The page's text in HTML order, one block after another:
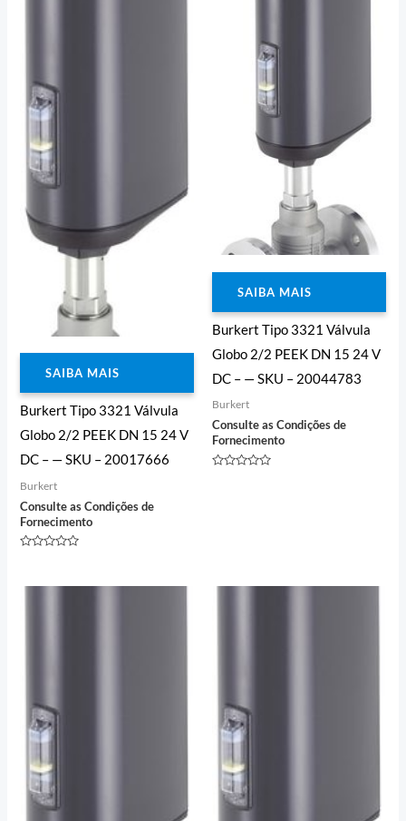
SAIBA MAIS
Burkert Tipo 3321 Válvula
Globo 2/2 PEEK DN 15 24 V
DC – — SKU – 20017666
Burkert
Consulte as Condições de
Fornecimento
SAIBA MAIS
Burkert Tipo 3321 Válvula
Globo 2/2 PEEK DN 15 24 V
DC – — SKU – 20044783
Burkert
Consulte as Condições de
Fornecimento